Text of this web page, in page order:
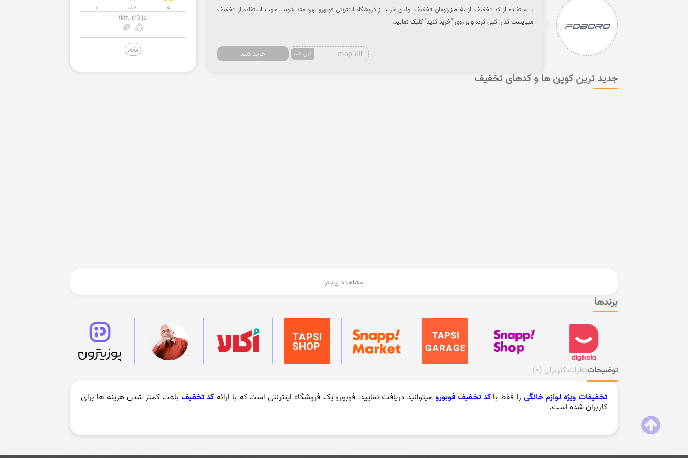
0 187 5
tkff.ir/Qjj5
برنزی
با استفاده از کد تخفیف از 50 هزارتومان تخفیف اولین خرید از فروشگاه اینترنتی فوبورو بهره مند شوید. جهت استفاده از تخفیف
میبایست کد را کپی کرده و بر روی "خرید کنید" کلیک نمایید.
mop50f کپی کنید خرید کنید
جدید ترین کوپن ها و کدهای تخفیف
مشاهده بیشتر
برندها
توضیحاتنظرات کاربران (0)
تخفیفات ویژه لوازم خانگی را فقط باکد تخفیف فوبورو میتوانید دریافت نمایید. فوبورو یک فروشگاه اینترنتی است که با ارائه کد تخفیف باعث کمتر شدن هزینه ها برای
کاربران شده است.